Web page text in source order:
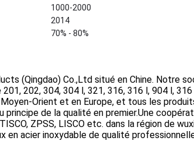
1000-2000
2014
70% - 80%
(Qingdao) Co.,Ltd situé en Chine. Notre
202, 304, 304 l, 321, 316, 316 l, 904 l,
Orient et en Europe, et tous les
principe de la qualité en premier.Une
ZPSS, LISCO etc. dans la région de
en acier inoxydable de qualité